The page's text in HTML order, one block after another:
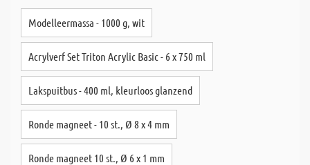
Modelleermassa - 1000 g, wit
Acrylverf Set Triton Acrylic Basic - 6 x 750 ml
Lakspuitbus - 400 ml, kleurloos glanzend
Ronde magneet - 10 st., Ø 8 x 4 mm
Ronde magneet 10 st., Ø 6 x 1 mm